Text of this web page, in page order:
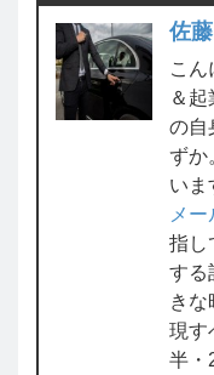
佐
こん
＆
の自
ずか
いま
メ
指し
する
きな
現す
半・